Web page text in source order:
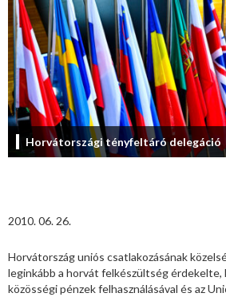
Horvátországi tényfeltáró delegáció
2010. 06. 26.
Horvátország uniós csatlakozásának
leginkább a horvát felkészültség
közösségi pénzek felhasználásával és az